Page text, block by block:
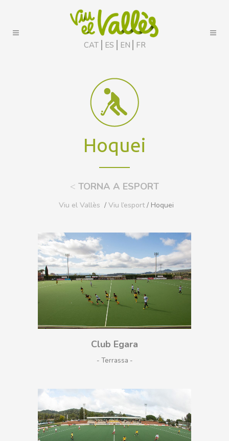
CAT ES EN FR
Hoquei
< TORNA A ESPORT
Viu el Vallès / Viu l’esport/ Hoquei
Club Egara
- Terrassa